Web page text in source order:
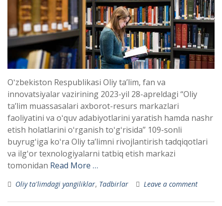
Oʻzbekiston Respublikasi Oliy taʼlim, fan va
innovatsiyalar vazirining 2023-yil 28-apreldagi “Oliy
taʼlim muassasalari axborot-resurs markazlari
faoliyatini va oʻquv adabiyotlarini yaratish hamda nashr
etish holatlarini oʻrganish toʻgʻrisida” 109-sonli
buyrugʻiga koʻra Oliy taʼlimni rivojlantirish tadqiqotlari
va ilgʻor texnologiyalarni tatbiq etish markazi
tomonidan Read More …
Oliy ta'limdagi yangiliklar, Tadbirlar Leave a comment